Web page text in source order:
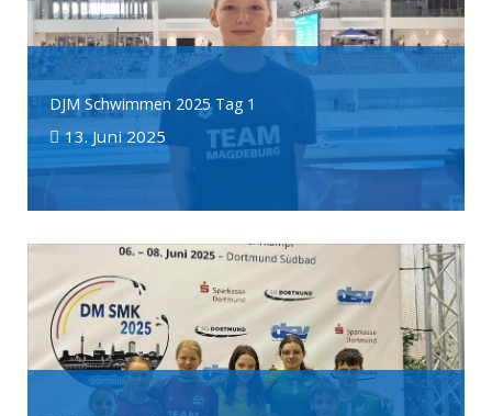
DJM Schwimmen 2025 Tag 1
13. Juni 2025